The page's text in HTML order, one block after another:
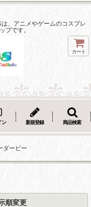
、アニメやゲームのコスプレ
プです。
カート
ン 新規登録 商品検索
ダービー
順変更